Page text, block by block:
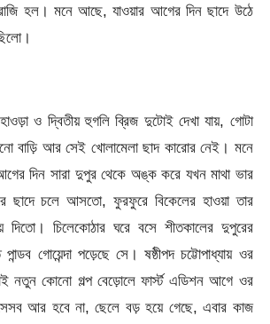
হল। মনে আছে, যাওয়ার আগের দিন ছাদে উঠে
ও দ্বিতীয় হুগলি ব্রিজ দুটোই দেখা যায়, গোটা
বাড়ি আর সেই খোলামেলা ছাদ কারোর নেই। মনে
দিন সারা দুপুর থেকে অঙ্ক করে যখন মাথা ভার
চলে আসতো, ফুরফুরে বিকেলের হাওয়া তার
দিতো। চিলেকোঠার ঘরে বসে শীতকালের দুপুরের
গোয়েন্দা পড়েছে সে। ষষ্ঠীপদ চট্টোপাধ্যায় ওর
নতুন কোনো গল্প বেড়োলে ফার্স্ট এডিশন আগে ওর
আর হবে না, ছেলে বড় হয়ে গেছে, এবার কাজ